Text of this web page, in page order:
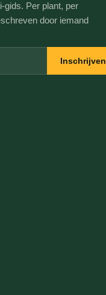
gids. Per plant, per
door iemand
Inschrijven